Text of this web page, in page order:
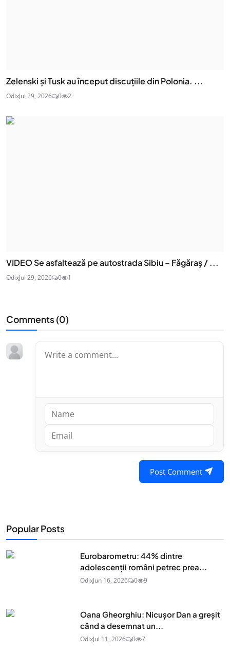
Zelenski și Tusk au început discuțiile din Polonia. ...
OdixJul 29, 2026 0 2
VIDEO Se asfaltează pe autostrada Sibiu – Făgăraș / ...
OdixJul 29, 2026 0 1
Comments (0)
Post Comment
Popular Posts
Eurobarometru: 44% dintre
adolescenţii români petrec prea...
OdixJun 16, 2026 0 9
Oana Gheorghiu: Nicușor Dan a greșit
când a desemnat un...
OdixJul 11, 2026 0 7